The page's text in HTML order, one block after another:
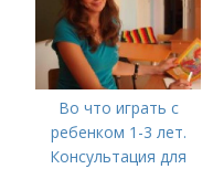
Во что играть с
ребенком 1-3 лет.
Консультация для